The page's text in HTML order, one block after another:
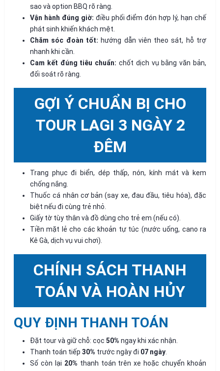
sao và option BBQ rõ ràng.
Vận hành đúng giờ: điều phối điểm đón hợp lý, hạn chế
phát sinh khiến khách mệt.
Chăm sóc đoàn tốt: hướng dẫn viên theo sát, hỗ trợ
nhanh khi cần.
Cam kết đúng tiêu chuẩn: chốt dịch vụ bằng văn bản,
đối soát rõ ràng.
GỢI Ý CHUẨN BỊ CHO
TOUR LAGI 3 NGÀY 2
ĐÊM
Trang phục đi biển, dép thấp, nón, kính mát và kem
chống nắng.
Thuốc cá nhân cơ bản (say xe, đau đầu, tiêu hóa), đặc
biệt nếu đi cùng trẻ nhỏ.
Giấy tờ tùy thân và đồ dùng cho trẻ em (nếu có).
Tiền mặt lẻ cho các khoản tự túc (nước uống, cano ra
Kê Gà, dịch vụ vui chơi).
CHÍNH SÁCH THANH
TOÁN VÀ HOÀN HỦY
QUY ĐỊNH THANH TOÁN
Đặt tour và giữ chỗ: cọc 50% ngay khi xác nhận.
Thanh toán tiếp 30% trước ngày đi 07 ngày
Số còn lại 20% thanh toán trên xe hoặc chuyển khoản